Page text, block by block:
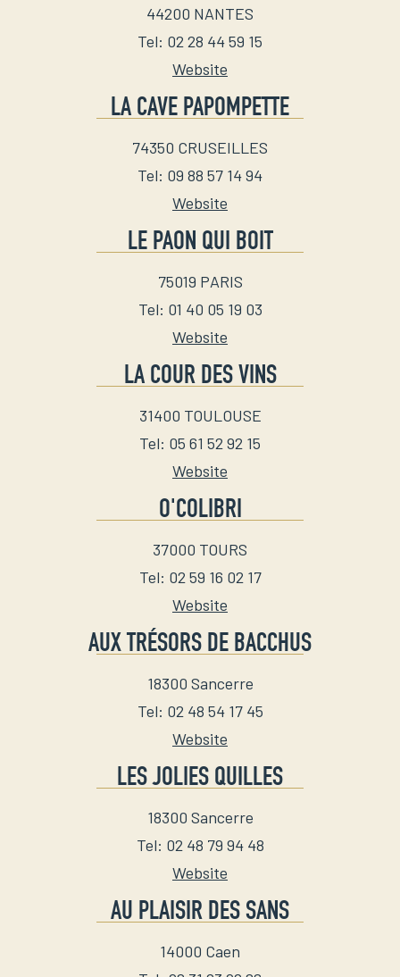
44200 NANTES
Tel: 02 28 44 59 15
Website
LA CAVE PAPOMPETTE
74350 CRUSEILLES
Tel: 09 88 57 14 94
Website
LE PAON QUI BOIT
75019 PARIS
Tel: 01 40 05 19 03
Website
LA COUR DES VINS
31400 TOULOUSE
Tel: 05 61 52 92 15
Website
O'COLIBRI
37000 TOURS
Tel: 02 59 16 02 17
Website
AUX TRÉSORS DE BACCHUS
18300 Sancerre
Tel: 02 48 54 17 45
Website
LES JOLIES QUILLES
18300 Sancerre
Tel: 02 48 79 94 48
Website
AU PLAISIR DES SANS
14000 Caen